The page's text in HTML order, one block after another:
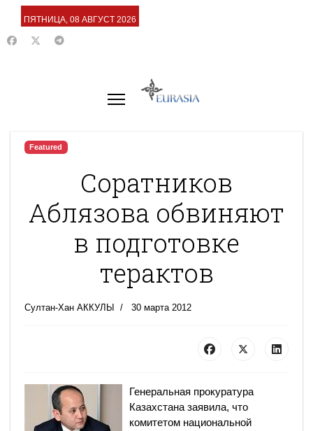
ПЯТНИЦА, 08 АВГУСТ 2026
Featured
Соратников
Аблязова обвиняют
в подготовке
терактов
Султан-Хан АККУЛЫ 30 марта 2012
Генеральная прокуратура
Казахстана заявила, что
комитетом национальной